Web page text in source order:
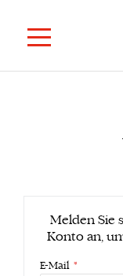
Melden Sie
Konto an,
E-Mail